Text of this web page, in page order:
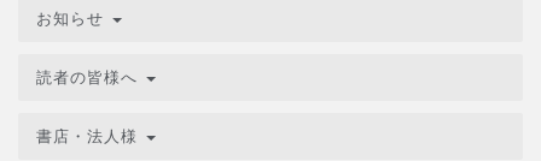
お知らせ
読者の皆様へ
書店・法人様